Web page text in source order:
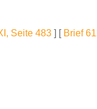
Seite 483 ] [ Brief